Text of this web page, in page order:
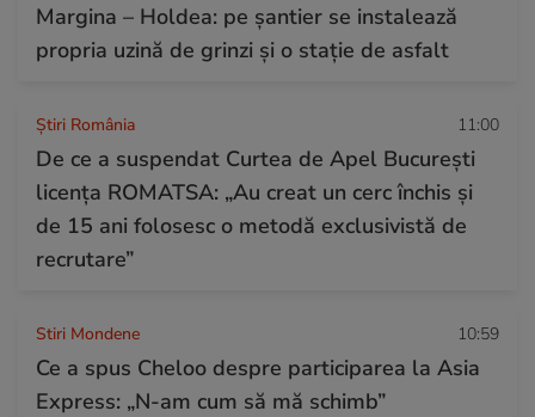
Margina – Holdea: pe șantier se instalează
propria uzină de grinzi și o stație de asfalt
Știri România 11:00
De ce a suspendat Curtea de Apel București
licența ROMATSA: „Au creat un cerc închis și
de 15 ani folosesc o metodă exclusivistă de
recrutare”
Stiri Mondene 10:59
Ce a spus Cheloo despre participarea la Asia
Express: „N-am cum să mă schimb”